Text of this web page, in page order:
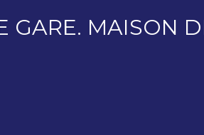
GARE. MAISON